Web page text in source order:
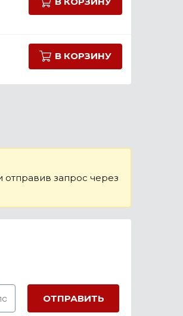
В КОРЗИНУ
отправив запрос через